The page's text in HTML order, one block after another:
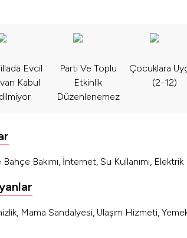
Evcil
Kabul
Parti Ve Toplu
Etkinlik
Düzenlenemez
Çocuklara
(2-12)
Bakımı, İnternet, Su Kullanımı, Elektrik
Mama Sandalyesi, Ulaşım Hizmeti,